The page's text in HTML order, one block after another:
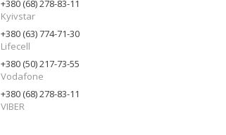
+380 (68) 278-83-11
Kyivstar
+380 (63) 774-71-30
Lifecell
+380 (50) 217-73-55
Vodafone
+380 (68) 278-83-11
VIBER